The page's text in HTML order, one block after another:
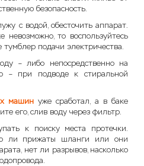
безопасность.
с водой, обесточить аппарат.
невозможно, то воспользуйтесь
подачи электричества.
– либо непосредственно на
– при подводе к стиральной
машинуже сработал, а в баке
его, слив воду через фильтр.
к поиску места протечки.
ли прижаты шланги или они
нет ли разрывов, насколько